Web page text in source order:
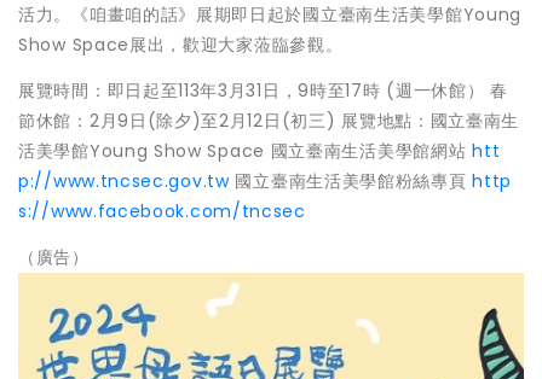
活力。《咱畫咱的話》展期即日起於國立臺南生活美學館Young
Show Space展出，歡迎大家蒞臨參觀。
展覽時間：即日起至113年3月31日，9時至17時 (週一休館） 春
節休館：2月9日(除夕)至2月12日(初三) 展覽地點：國立臺南生
活美學館Young Show Space 國立臺南生活美學館網站htt
p://www.tncsec.gov.tw國立臺南生活美學館粉絲專頁http
s://www.facebook.com/tncsec
（廣告）